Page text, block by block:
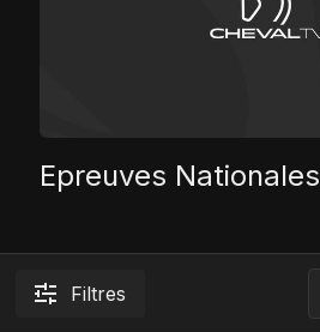
Epreuves Nationales
Filtres